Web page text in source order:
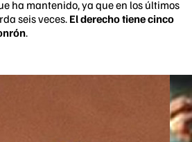
ha mantenido, ya que en los últimos
seis veces. El derecho tiene cinco
.